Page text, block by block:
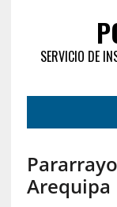
SERVICIO DE
Arequipa